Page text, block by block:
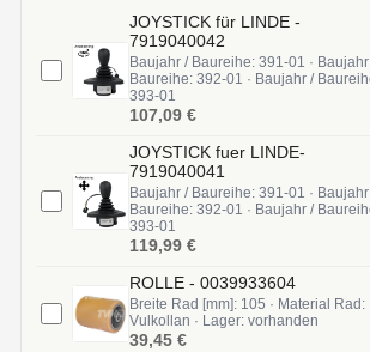
JOYSTICK für LINDE -
7919040042
Baujahr / Baureihe: 391-01 · Baujahr
Baureihe: 392-01 · Baujahr /
393-01
107,09 €
JOYSTICK fuer LINDE-
7919040041
Baujahr / Baureihe: 391-01 · Baujahr
Baureihe: 392-01 · Baujahr /
393-01
119,99 €
ROLLE - 0039933604
Breite Rad [mm]: 105 · Material Rad:
Vulkollan · Lager: vorhanden
39,45 €